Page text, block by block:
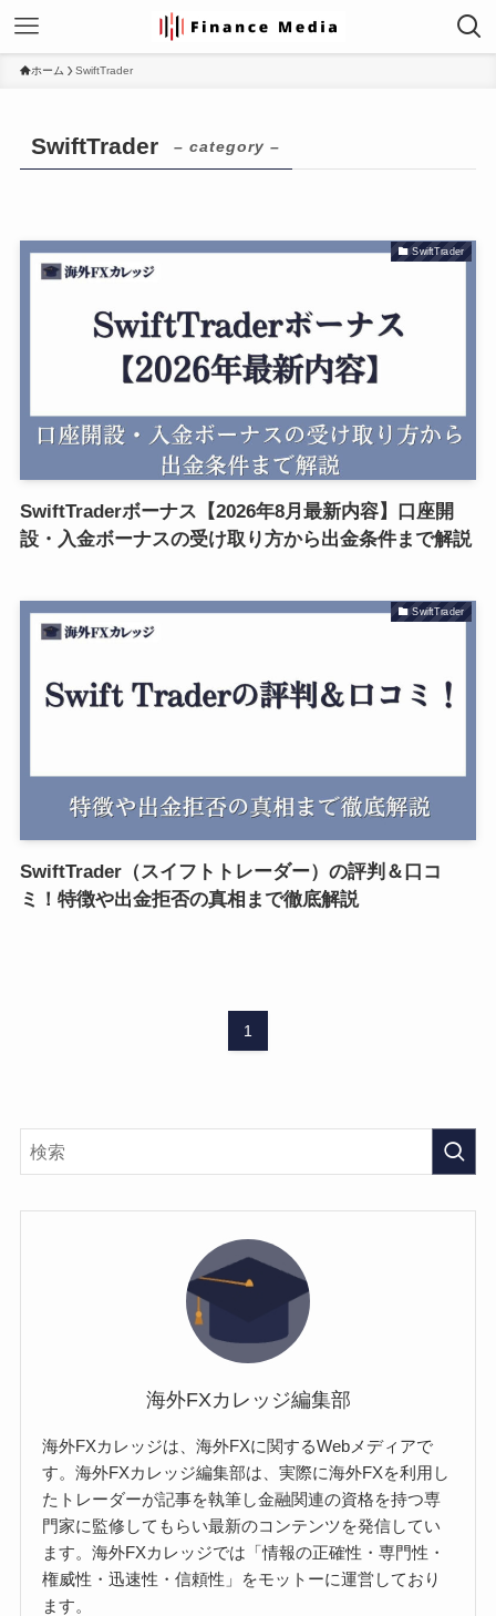
ホーム SwiftTrader
SwiftTrader – category –
SwiftTrader
SwiftTraderボーナス【2026年8月最新内容】口座開
設・入金ボーナスの受け取り方から出金条件まで解説
SwiftTrader
SwiftTrader（スイフトトレーダー）の評判＆口コ
ミ！特徴や出金拒否の真相まで徹底解説
1
海外FXカレッジ編集部
海外FXカレッジは、海外FXに関するWebメディアで
す。海外FXカレッジ編集部は、実際に海外FXを利用し
たトレーダーが記事を執筆し金融関連の資格を持つ専
門家に監修してもらい最新のコンテンツを発信してい
ます。海外FXカレッジでは「情報の正確性・専門性・
権威性・迅速性・信頼性」をモットーに運営しており
ます。